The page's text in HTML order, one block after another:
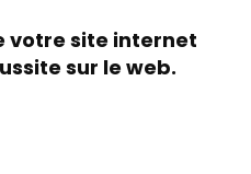
votre site internet
sur le web.